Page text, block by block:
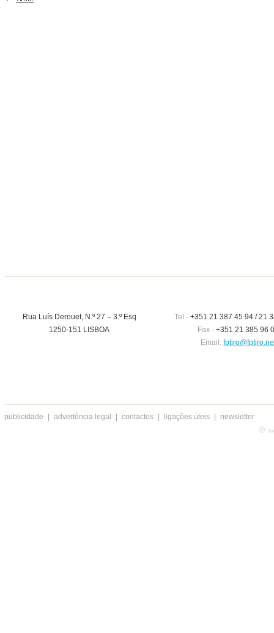
Rua Luís Derouet, N.º 27 – 3.º Esq
1250-151 LISBOA
Tel.-+351 21 387 45 94 / 21
Fax - +351 21 385 96
Email:
publicidade advertência legal contactos ligações úteis newsletter
®